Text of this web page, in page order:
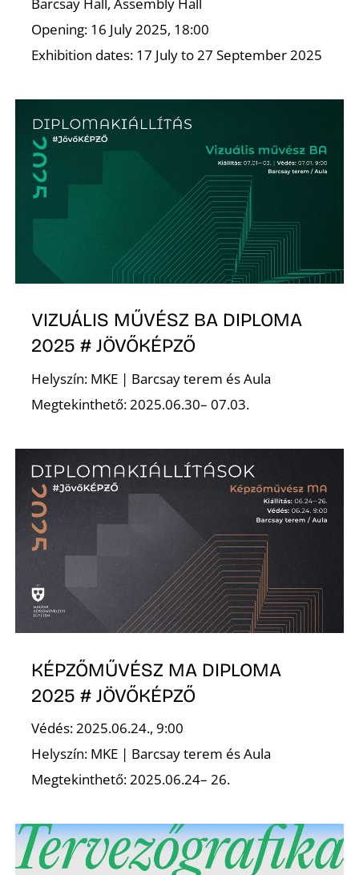
Opening: 16 July 2025, 18:00
Exhibition dates: 17 July to 27 September 2025
VIZUÁLIS MŰVÉSZ BA DIPLOMA
2025 # JÖVŐKÉPZŐ
Helyszín: MKE | Barcsay terem és Aula
Megtekinthető: 2025.06.30– 07.03.
KÉPZŐMŰVÉSZ MA DIPLOMA
2025 # JÖVŐKÉPZŐ
Védés: 2025.06.24., 9:00
Helyszín: MKE | Barcsay terem és Aula
Megtekinthető: 2025.06.24– 26.